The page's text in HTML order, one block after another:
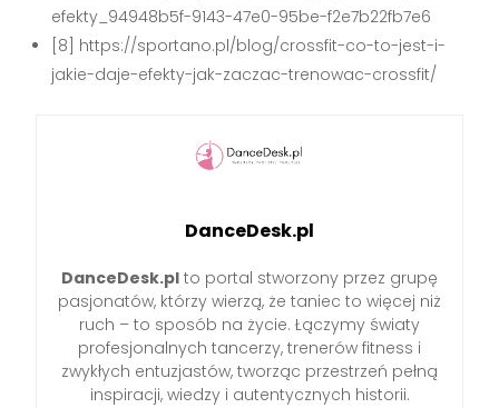
efekty_94948b5f-9143-47e0-95be-f2e7b22fb7e6
[8] https://sportano.pl/blog/crossfit-co-to-jest-i-
jakie-daje-efekty-jak-zaczac-trenowac-crossfit/
DanceDesk.pl
DanceDesk.pl to portal stworzony przez grupę
pasjonatów, którzy wierzą, że taniec to więcej niż
ruch – to sposób na życie. Łączymy światy
profesjonalnych tancerzy, trenerów fitness i
zwykłych entuzjastów, tworząc przestrzeń pełną
inspiracji, wiedzy i autentycznych historii.